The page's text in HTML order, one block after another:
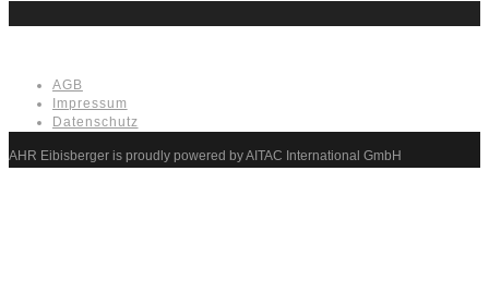
AGB
Impressum
Datenschutz
AHR Eibisberger is proudly powered by AITAC International GmbH